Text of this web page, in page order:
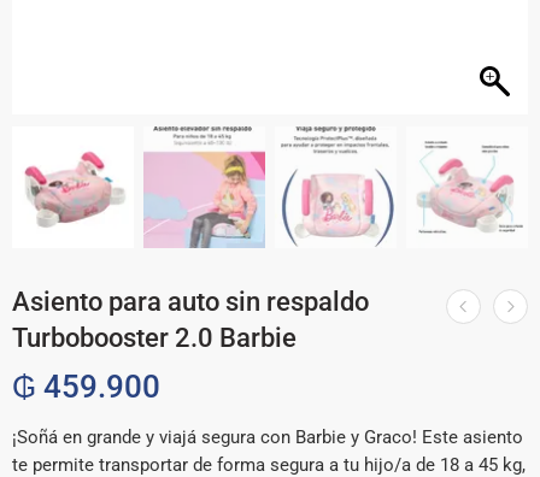
Asiento para auto sin respaldo
Turbobooster 2.0 Barbie
₲ 459.900
¡Soñá en grande y viajá segura con Barbie y Graco! Este asiento
te permite transportar de forma segura a tu hijo/a de 18 a 45 kg,